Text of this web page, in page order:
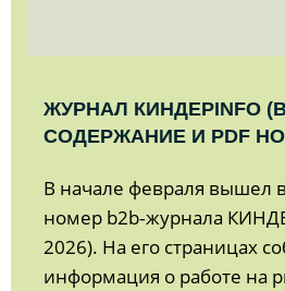
ЖУРНАЛ КИНДЕРINFO
СОДЕРЖАНИЕ И PDF
В начале февраля вышел
номер b2b‑журнала
2026). На его страницах
информация о работе на